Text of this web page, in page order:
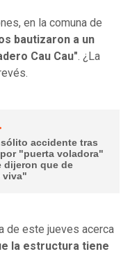
en la comuna de
bautizaron a un
Cau Cau". ¿La
accidente tras
"puerta voladora"
dijeron que de
viva"
de este jueves acerca
la estructura tiene